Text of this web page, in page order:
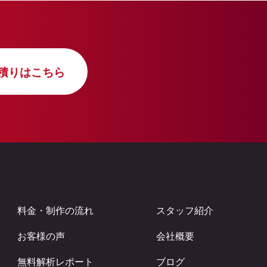
りはこちら
料金・制作の流れ
お客様の声
無料解析レポート
スタッフ紹介
会社概要
ブログ